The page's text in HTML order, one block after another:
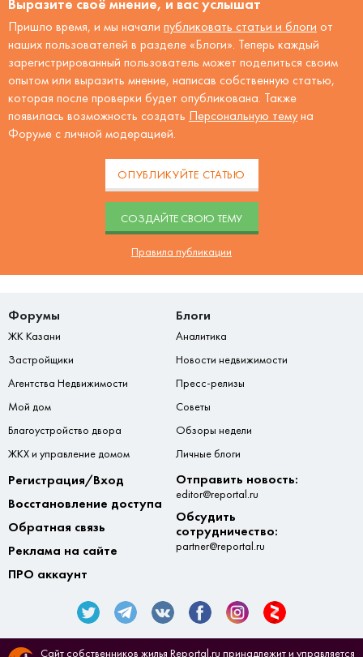
Выразите своё мнение, и вас услышат
Пришло время, и мы начали публиковать статьи и блоги от
наших пользователей в разделе «Блоги». Теперь каждый
зарегистрированный пользователь может поделиться своим
опытом или выразить мнение, написав собственную статью,
которая после проверки будет опубликована. Также
появилась возможность создать Персональную тему на
Форуме с личной модерацией.
ОПУБЛИКУЙТЕ СТАТЬЮ
CОЗДАЙТЕ СВОЮ ТЕМУ
Правила публикации
Форумы
ЖК Казани
Застройщики
Агентства Недвижимости
Мой дом
Благоустройство двора
ЖКХ и управление домом
Блоги
Аналитика
Новости недвижимости
Пресс-релизы
Советы
Обзоры недели
Личные блоги
Регистрация/Вход
Восстановление доступа
Обратная связь
Реклама на сайте
ПРО аккаунт
Отправить новость:
editor@reportal.ru
Обсудить
сотрудничество:
partner@reportal.ru
Сайт собственников жилья Reportal.ru принадлежит и управляется